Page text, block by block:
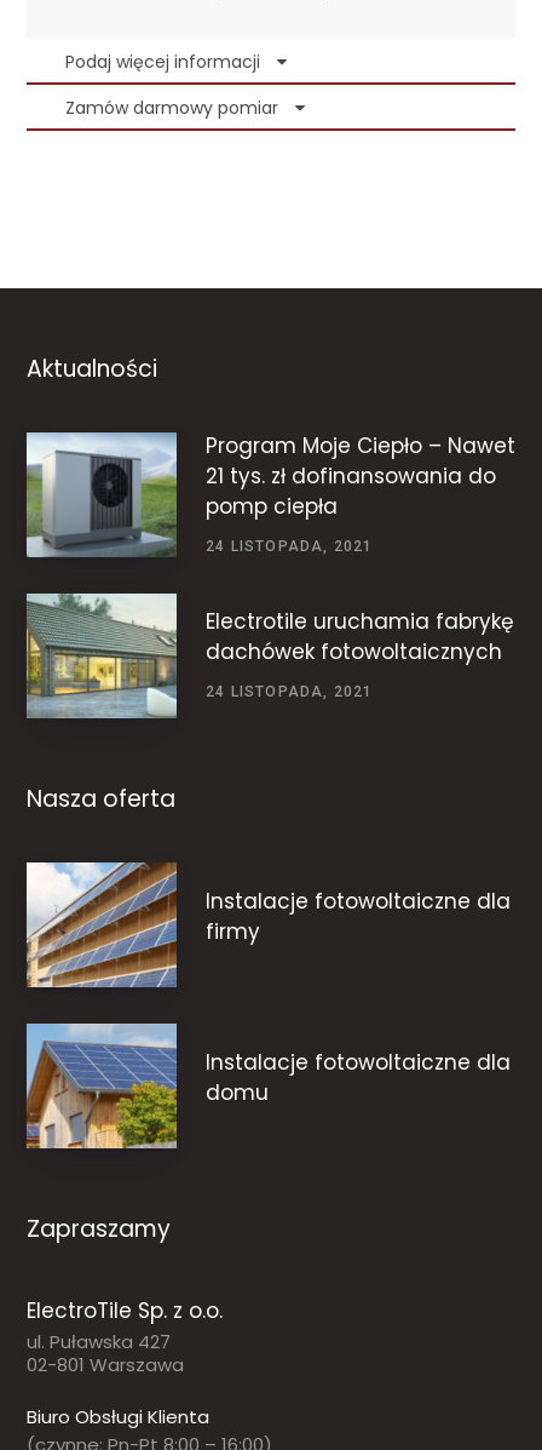
Podaj więcej informacji
Zamów darmowy pomiar
Aktualności
Program Moje Ciepło – Nawet
21 tys. zł dofinansowania do
pomp ciepła
24 LISTOPADA, 2021
Electrotile uruchamia fabrykę
dachówek fotowoltaicznych
24 LISTOPADA, 2021
Nasza oferta
Instalacje fotowoltaiczne dla
firmy
Instalacje fotowoltaiczne dla
domu
Zapraszamy
ElectroTile Sp. z o.o.
ul. Puławska 427
02-801 Warszawa
Biuro Obsługi Klienta